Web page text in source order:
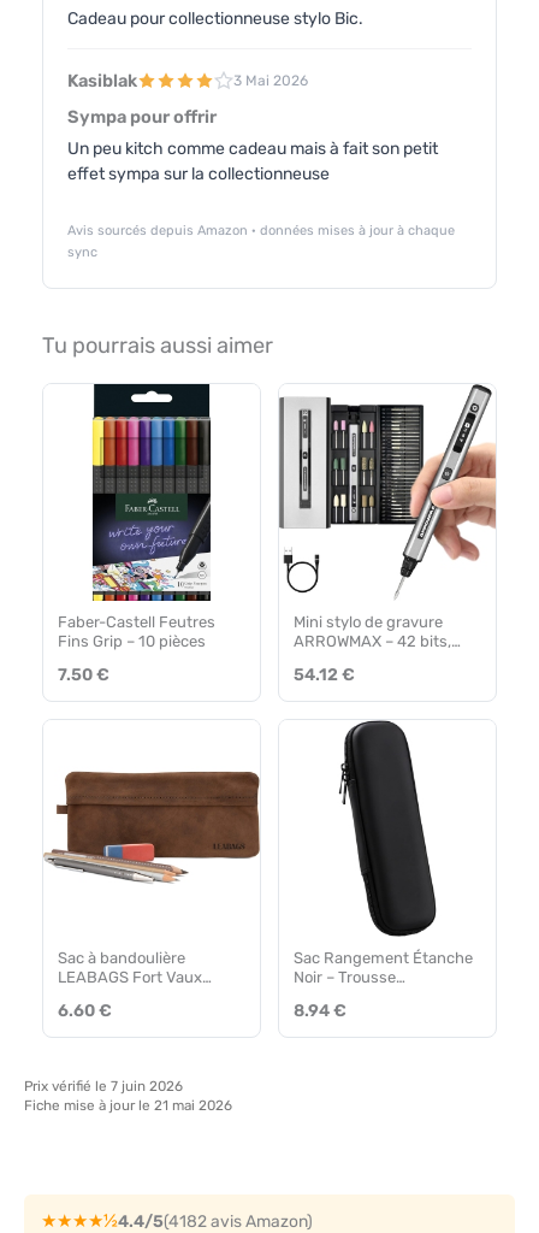
Cadeau pour collectionneuse stylo Bic.
Kasiblak 3 Mai 2026
Sympa pour offrir
Un peu kitch comme cadeau mais à fait son petit
effet sympa sur la collectionneuse
Avis sourcés depuis Amazon · données mises à jour à chaque
sync
Tu pourrais aussi aimer
Faber-Castell Feutres
Fins Grip – 10 pièces
7.50 €
Mini stylo de gravure
ARROWMAX – 42 bits,
magnétique
54.12 €
Sac à bandoulière
LEABAGS Fort Vaux
6.60 €
Sac Rangement Étanche
Noir – Trousse
8.94 €
Prix vérifié le 7 juin 2026
Fiche mise à jour le 21 mai 2026
★★★★½4.4/5(4182 avis Amazon)